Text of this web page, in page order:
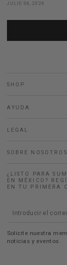
JULIO 06, 2026
SHOP
AYUDA
LEGAL
SOBRE NOSOTROS
¿LISTO PARA
EN MÉXICO?
EN TU PRIMERA
Introducir
correo
Solicite nuestra
noticias y eventos.